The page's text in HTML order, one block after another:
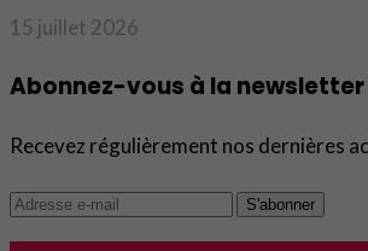
15 juillet 2026
Abonnez-vous à la newsletter
Recevez régulièrement nos dernières
S'abonner